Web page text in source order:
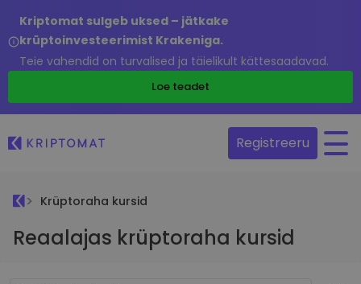
Kriptomat sulgeb uksed – jätkake
krüptoinvesteerimist Krakeniga.
Teie vahendid on turvalised ja täielikult kättesaadavad.
Loe teadet
Registreeru
Krüptoraha kursid
Reaalajas krüptoraha kursid